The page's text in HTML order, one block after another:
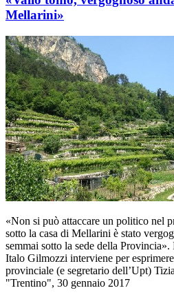
Mellarini»
«Non si può attaccare un politico nel
sotto la casa di Mellarini è stato
semmai sotto la sede della
Italo Gilmozzi interviene per
provinciale (e segretario dell’Upt)
"Trentino", 30 gennaio 2017